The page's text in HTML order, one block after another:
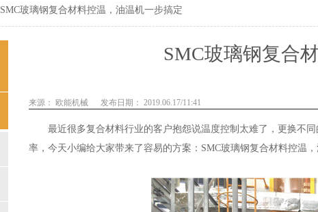
SMC玻璃钢复合材料控温，油温机一步搞定
SMC玻璃钢复合
来源： 欧能机械 发布日期： 2019.06.17/11:41
最近很多复合材料行业的客户抱怨说温度控制太难了，更换不
率，今天小编给大家带来了容易的方案：SMC玻璃钢复合材料控温